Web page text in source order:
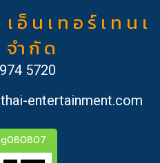
อ็ น เ ท อ ร์ เ ท น เ
ำ กั ด
5720
entertainment.com